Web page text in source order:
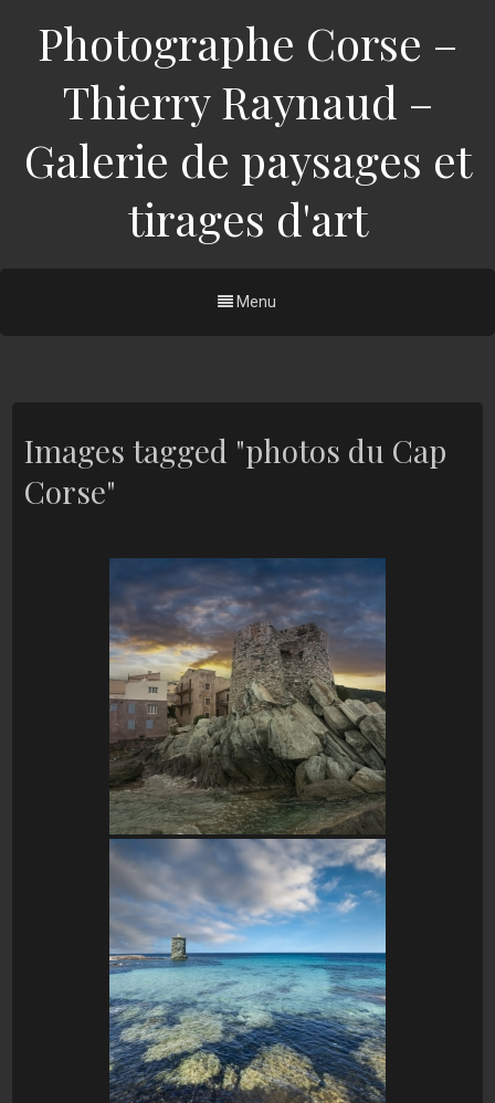
Photographe Corse –
Thierry Raynaud –
Galerie de paysages et
tirages d'art
Menu
Images tagged "photos du Cap
Corse"